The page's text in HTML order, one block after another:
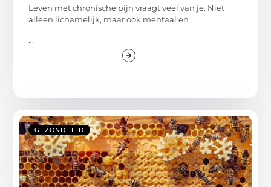
Leven met chronische pijn vraagt veel van je. Niet
alleen lichamelijk, maar ook mentaal en
...
GEZONDHEID